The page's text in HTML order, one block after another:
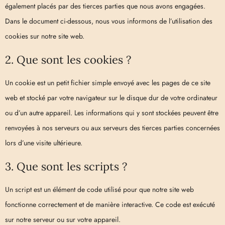
également placés par des tierces parties que nous avons engagées.
Dans le document ci-dessous, nous vous informons de l’utilisation des
cookies sur notre site web.
2. Que sont les cookies ?
Un cookie est un petit fichier simple envoyé avec les pages de ce site
web et stocké par votre navigateur sur le disque dur de votre ordinateur
ou d’un autre appareil. Les informations qui y sont stockées peuvent être
renvoyées à nos serveurs ou aux serveurs des tierces parties concernées
lors d’une visite ultérieure.
3. Que sont les scripts ?
Un script est un élément de code utilisé pour que notre site web
fonctionne correctement et de manière interactive. Ce code est exécuté
sur notre serveur ou sur votre appareil.